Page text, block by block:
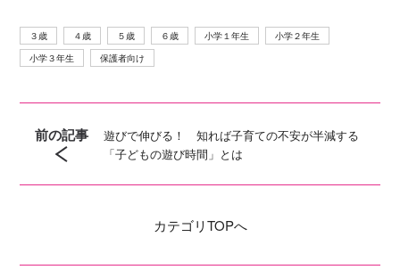
３歳 ４歳 ５歳 ６歳 小学１年生
小学２年生
小学３年生
保護者向け
前の記事
遊びで伸びる！ 知れば子育ての不安が半減する
「子どもの遊び時間」とは
カテゴリTOPへ